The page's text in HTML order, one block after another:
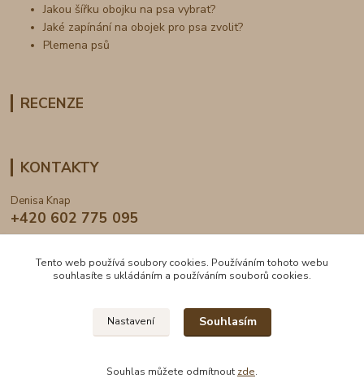
Jakou šířku obojku na psa vybrat?
Jaké zapínání na obojek pro psa zvolit?
Plemena psů
RECENZE
KONTAKTY
Denisa Knap
+420 602 775 095
2024 © DogDen.cz, všechna práva vyhrazena
Tento web používá soubory cookies. Používáním tohoto webu
souhlasíte s ukládáním a používáním souborů cookies.
Nastavení Souhlasím
Souhlas můžete odmítnout zde.